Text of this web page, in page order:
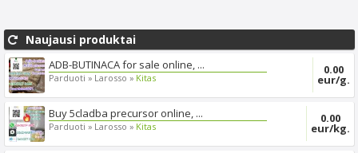
Naujausi produktai
ADB-BUTINACA for sale online, ...
Parduoti » Larosso » Kitas
0.00
eur/g.
Buy 5cladba precursor online, ...
Parduoti » Larosso » Kitas
0.00
eur/kg.